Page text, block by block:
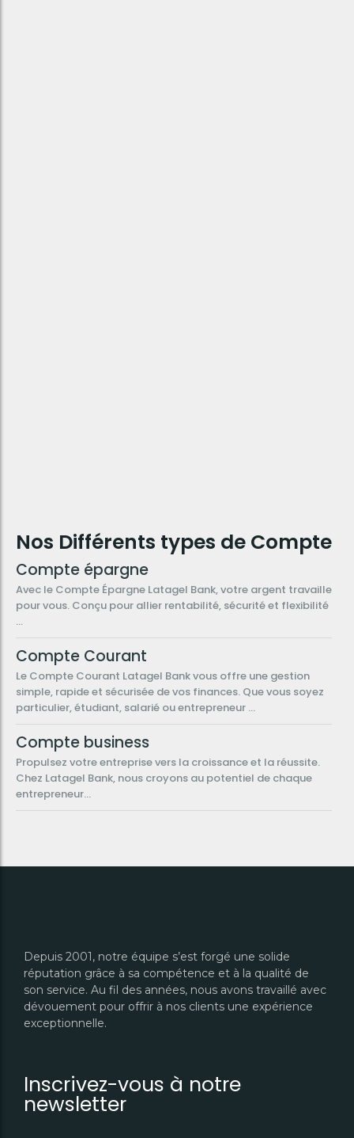
Nos Différents types de Compte
Compte épargne
Avec le Compte Épargne Latagel Bank, votre argent travaille
pour vous. Conçu pour allier rentabilité, sécurité et flexibilité
...
Compte Courant
Le Compte Courant Latagel Bank vous offre une gestion
simple, rapide et sécurisée de vos finances. Que vous soyez
particulier, étudiant, salarié ou entrepreneur ...
Compte business
Propulsez votre entreprise vers la croissance et la réussite.
Chez Latagel Bank, nous croyons au potentiel de chaque
entrepreneur...
Depuis 2001, notre équipe s’est forgé une solide
réputation grâce à sa compétence et à la qualité de
son service. Au fil des années, nous avons travaillé avec
dévouement pour offrir à nos clients une expérience
exceptionnelle.
Inscrivez-vous à notre
newsletter